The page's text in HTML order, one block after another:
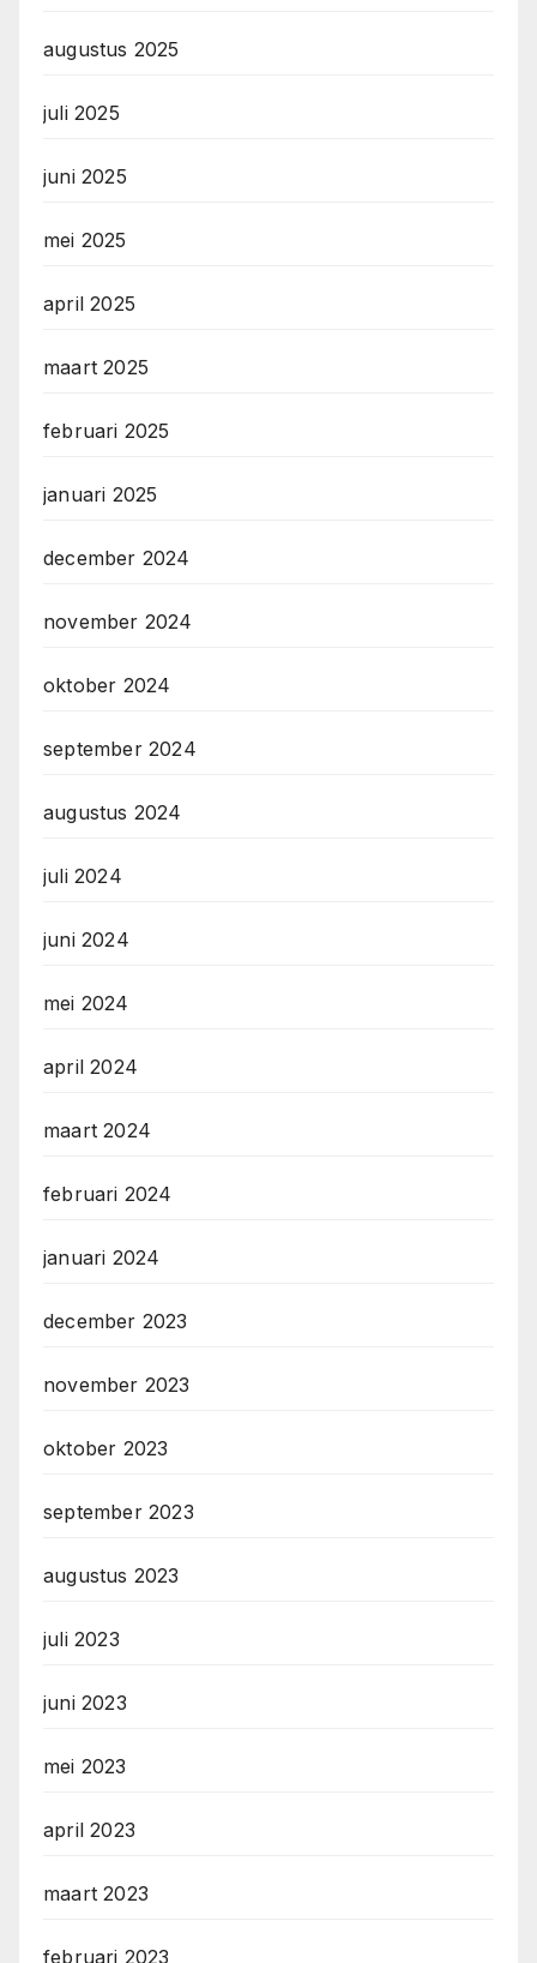
augustus 2025
juli 2025
juni 2025
mei 2025
april 2025
maart 2025
februari 2025
januari 2025
december 2024
november 2024
oktober 2024
september 2024
augustus 2024
juli 2024
juni 2024
mei 2024
april 2024
maart 2024
februari 2024
januari 2024
december 2023
november 2023
oktober 2023
september 2023
augustus 2023
juli 2023
juni 2023
mei 2023
april 2023
maart 2023
februari 2023